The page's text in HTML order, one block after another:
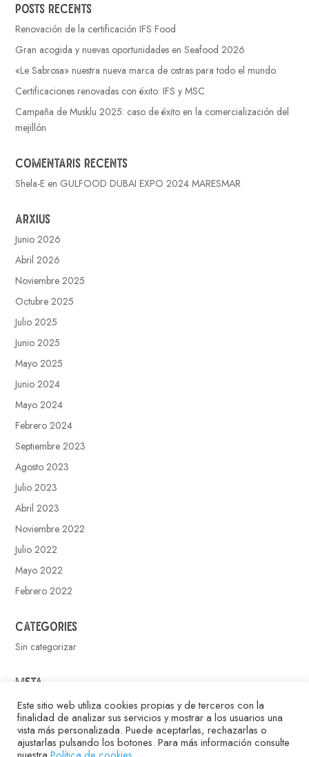
Posts recents
Renovación de la certificación IFS Food
Gran acogida y nuevas oportunidades en Seafood 2026
«Le Sabrosa» nuestra nueva marca de ostras para todo el mundo
Certificaciones renovadas con éxito: IFS y MSC
Campaña de Musklu 2025: caso de éxito en la comercialización del
mejillón
Comentaris recents
Shela-E en GULFOOD DUBAI EXPO 2024 MARESMAR
Arxius
Junio 2026
Abril 2026
Noviembre 2025
Octubre 2025
Julio 2025
Junio 2025
Mayo 2025
Junio 2024
Mayo 2024
Febrero 2024
Septiembre 2023
Agosto 2023
Julio 2023
Abril 2023
Noviembre 2022
Julio 2022
Mayo 2022
Febrero 2022
Categories
Sin categorizar
Meta
Acceder
Feed de entradas
Feed de comentarios
Este sitio web utiliza cookies propias y de terceros con la
finalidad de analizar sus servicios y mostrar a los usuarios una
vista más personalizada. Puede aceptarlas, rechazarlas o
ajustarlas pulsando los botones. Para más información consulte